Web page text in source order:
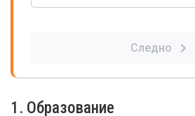
Следно
1. Образование